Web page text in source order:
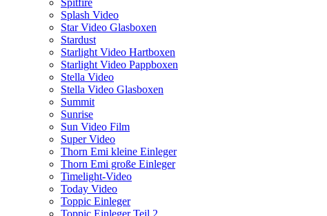
Spitfire
Splash Video
Star Video Glasboxen
Stardust
Starlight Video Hartboxen
Starlight Video Pappboxen
Stella Video
Stella Video Glasboxen
Summit
Sunrise
Sun Video Film
Super Video
Thorn Emi kleine Einleger
Thorn Emi große Einleger
Timelight-Video
Today Video
Toppic Einleger
Toppic Einleger Teil 2